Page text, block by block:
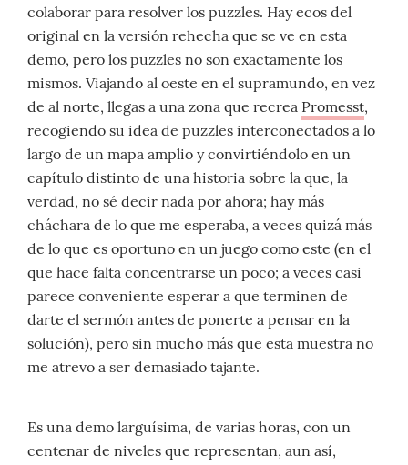
colaborar para resolver los puzzles. Hay ecos del
original en la versión rehecha que se ve en esta
demo, pero los puzzles no son exactamente los
mismos. Viajando al oeste en el supramundo, en vez
de al norte, llegas a una zona que recrea Promesst,
recogiendo su idea de puzzles interconectados a lo
largo de un mapa amplio y convirtiéndolo en un
capítulo distinto de una historia sobre la que, la
verdad, no sé decir nada por ahora; hay más
cháchara de lo que me esperaba, a veces quizá más
de lo que es oportuno en un juego como este (en el
que hace falta concentrarse un poco; a veces casi
parece conveniente esperar a que terminen de
darte el sermón antes de ponerte a pensar en la
solución), pero sin mucho más que esta muestra no
me atrevo a ser demasiado tajante.
Es una demo larguísima, de varias horas, con un
centenar de niveles que representan, aun así,